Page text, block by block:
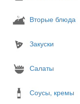
Вторые блюда
Закуски
Салаты
Соусы, кремы